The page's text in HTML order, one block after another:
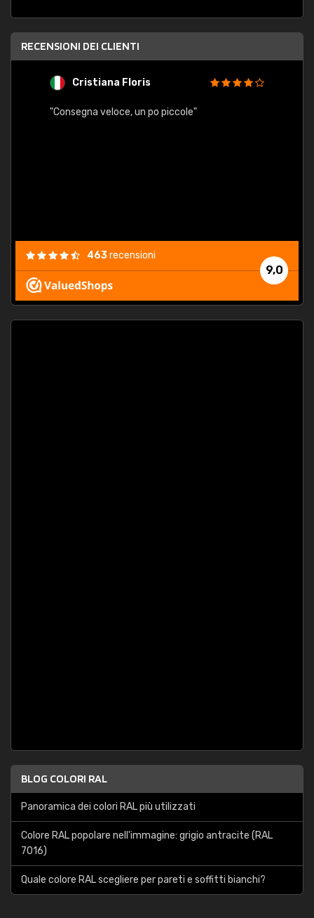
RECENSIONI DEI CLIENTI
Cristiana Floris
"Consegna veloce, un po piccole"
9,0
463recensioni
BLOG COLORI RAL
Panoramica dei colori RAL più utilizzati
Colore RAL popolare nell'immagine: grigio antracite (RAL
7016)
Quale colore RAL scegliere per pareti e soffitti bianchi?